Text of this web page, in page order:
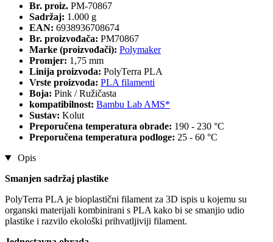
Br. proiz. PM-70867
Sadržaj: 1.000 g
EAN: 6938936708674
Br. proizvođača: PM70867
Marke (proizvođači): Polymaker
Promjer: 1,75 mm
Linija proizvoda: PolyTerra PLA
Vrste proizvoda: PLA filamenti
Boja: Pink / Ružičasta
kompatibilnost: Bambu Lab AMS*
Sustav: Kolut
Preporučena temperatura obrade: 190 - 230 °C
Preporučena temperatura podloge: 25 - 60 °C
Opis
Smanjen sadržaj plastike
PolyTerra PLA je bioplastični filament za 3D ispis u kojemu su
organski materijali kombinirani s PLA kako bi se smanjio udio
plastike i razvilo ekološki prihvatljiviji filament.